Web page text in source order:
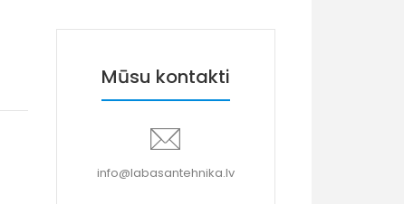
Mūsu kontakti
info@labasantehnika.lv